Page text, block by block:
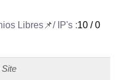
10 / 0